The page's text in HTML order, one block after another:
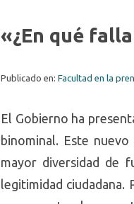
«¿En qué
Publicado en: Facultad en la
El Gobierno ha
binominal. Este
mayor diversidad de
legitimidad